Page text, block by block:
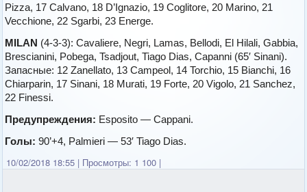
Pizza, 17 Calvano, 18 D’Ignazio, 19 Coglitore, 20 Marino, 21
Vecchione, 22 Sgarbi, 23 Energe.
MILAN (4-3-3): Cavaliere, Negri, Lamas, Bellodi, El Hilali, Gabbia,
Brescianini, Pobega, Tsadjout, Tiago Dias, Capanni (65′ Sinani).
Запасные: 12 Zanellato, 13 Campeol, 14 Torchio, 15 Bianchi, 16
Chiarparin, 17 Sinani, 18 Murati, 19 Forte, 20 Vigolo, 21 Sanchez,
22 Finessi.
Предупреждения: Esposito — Cappani.
Голы: 90’+4, Palmieri — 53′ Tiago Dias.
10/02/2018 18:55 | Просмотры: 1 100 |